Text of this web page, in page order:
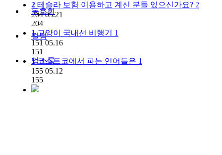
동호회
컬럼
업소록
2 테슬라 보험 이용하고 계신 분들 있으신가요? 2
204 05.21
204
1 고양이 국내선 비행기 1
151 05.16
151
1 코스트코에서 파는 연어들은 1
155 05.12
155